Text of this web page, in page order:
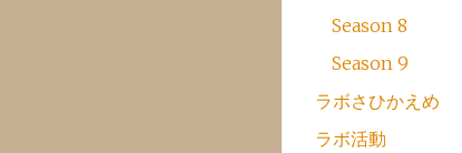
Season 8
Season 9
ラボさひかえめ
ラボ活動